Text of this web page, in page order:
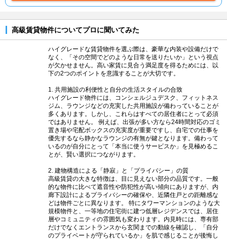
高級賃貸物件についてプロに聞いてみた
ハイグレードな賃貸物件を選ぶ際は、豪華な内装や設備だけで
なく、「その空間でどのような日常を送りたいか」という視点
が欠かせません。高い家賃に見合う満足度を得るためには、以
下の2つのポイントを意識することが大切です。
1. 共用施設の利便性と自分の生活スタイルの合致
ハイグレード物件には、コンシェルジュデスク、フィットネス
ジム、ラウンジなどの充実した共用施設が備わっていることが
多くあります。しかし、これらはすべての居住者にとって必須
ではありません。 例えば、出張が多い方なら24時間対応のゴミ
置き場や宅配ボックスの充実度が重要ですし、自宅での仕事を
優先するなら静かなラウンジの有無が鍵となります。備わって
いるのが自分にとって「本当に使うサービスか」を見極めるこ
とが、賢い選択につながります。
2. 建物構造による「静寂」と「プライバシー」の質
高級賃貸の大きな特徴は、目に見えない部分の品質です。一般
的な物件に比べて遮音性や防犯性が高い傾向にありますが、内
廊下設計によるプライバシーの確保や、近隣住戸との距離感な
どは物件ごとに異なります。 特にタワーマンションのような大
規模物件と、一等地の住宅街に建つ低層レジデンスでは、居住
層やコミュニティの雰囲気も変わります。内見時には、専有部
だけでなくエントランスから玄関までの動線を確認し、「自分
のプライベートが守られているか」を肌で感じることが後悔し